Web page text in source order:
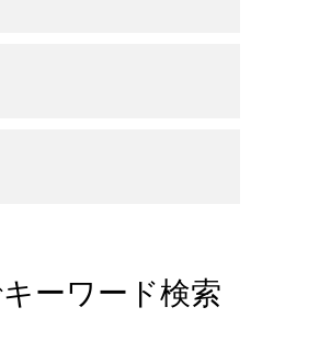
ーワード検索